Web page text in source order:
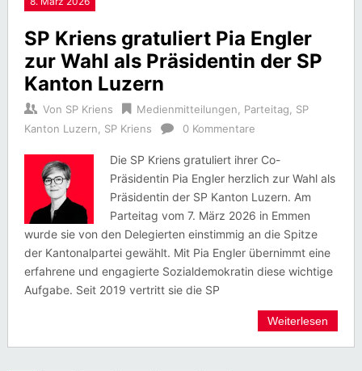
SP Kriens gratuliert Pia Engler
zur Wahl als Präsidentin der SP
Kanton Luzern
Von SP Kriens Medienmitteilungen Parteitag
SP
Kanton Luzern
SP Kriens 0 Kommentare
Die SP Kriens gratuliert ihrer Co-
Präsidentin Pia Engler herzlich zur Wahl als
Präsidentin der SP Kanton Luzern. Am
Parteitag vom 7. März 2026 in Emmen
wurde sie von den Delegierten einstimmig an die Spitze
der Kantonalpartei gewählt. Mit Pia Engler übernimmt eine
erfahrene und engagierte Sozialdemokratin diese wichtige
Aufgabe. Seit 2019 vertritt sie die SP
Weiterlesen